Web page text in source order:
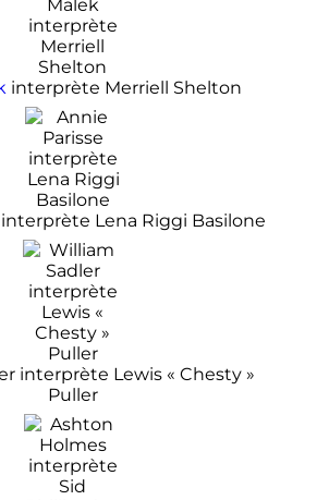
interprète Merriell Shelton
Lena Riggi Basilone
interprète Lewis « Chesty »
Puller